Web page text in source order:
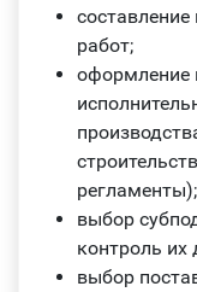
работ;
оформление
регламенты);
выбор
контроль их
выбор